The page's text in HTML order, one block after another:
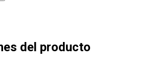
del producto